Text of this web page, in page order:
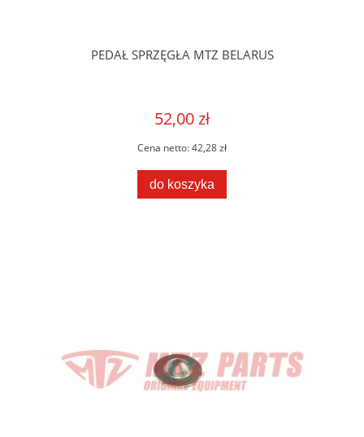
PEDAŁ SPRZĘGŁA MTZ BELARUS
52,00 zł
Cena netto:42,28 zł
do koszyka